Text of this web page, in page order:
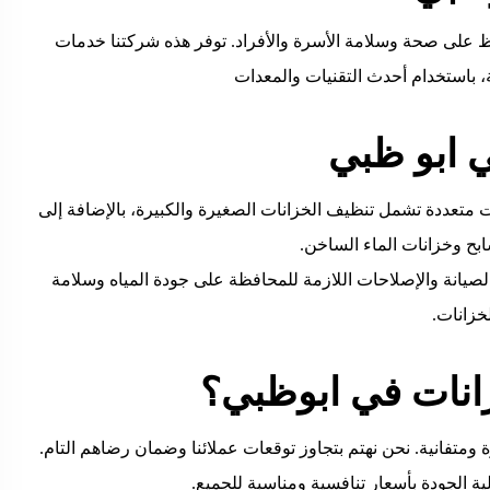
صحة وسلامة الأسرة والأفراد. توفر هذه شركتنا خدمات
باستخدام أحدث التقنيات والمعدات
ابو ظبي
تشمل تنظيف الخزانات الصغيرة والكبيرة، بالإضافة إلى
وخزانات الماء الساخن.
والإصلاحات اللازمة للمحافظة على جودة المياه وسلامة
في ابوظبي؟
نحن نهتم بتجاوز توقعات عملائنا وضمان رضاهم التام.
الجودة بأسعار تنافسية ومناسبة للجميع.